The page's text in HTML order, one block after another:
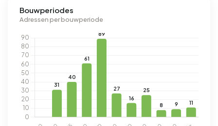
Bouwperiodes
Adressen per bouwperiode